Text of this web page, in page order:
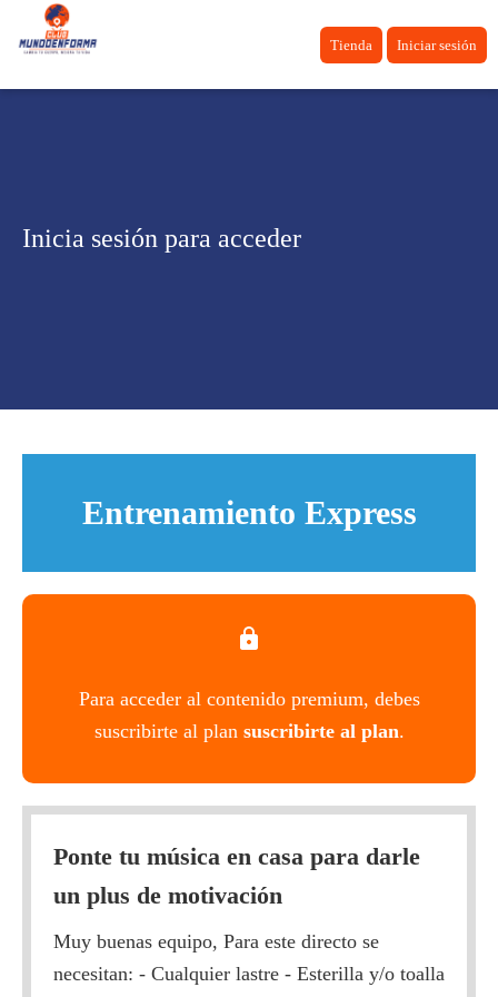
Tienda Iniciar sesión
Inicia sesión para acceder
Entrenamiento Express
Para acceder al contenido premium, debes
suscribirte al plan suscribirte al plan.
Ponte tu música en casa para darle
un plus de motivación
Muy buenas equipo, Para este directo se
necesitan: - Cualquier lastre - Esterilla y/o toalla